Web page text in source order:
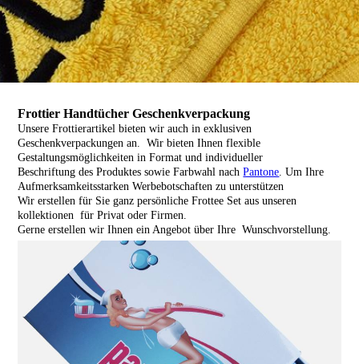
Frottier Handtücher Geschenkverpackung
Unsere Frottierartikel bieten wir auch in exklusiven
Geschenkverpackungen an. Wir bieten Ihnen flexible
Gestaltungsmöglichkeiten in Format und individueller
Beschriftung des Produktes sowie Farbwahl nachPantone. Um Ihre
Aufmerksamkeitsstarken Werbebotschaften zu unterstützen
Wir erstellen für Sie ganz persönliche Frottee Set aus unseren
kollektionen für Privat oder Firmen.
Gerne erstellen wir Ihnen ein Angebot über Ihre Wunschvorstellung.